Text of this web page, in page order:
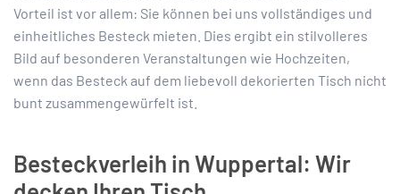
Vorteil ist vor allem: Sie können bei uns vollständiges und
einheitliches Besteck mieten. Dies ergibt ein stilvolleres
Bild auf besonderen Veranstaltungen wie Hochzeiten,
wenn das Besteck auf dem liebevoll dekorierten Tisch nicht
bunt zusammengewürfelt ist.
Besteckverleih in Wuppertal: Wir